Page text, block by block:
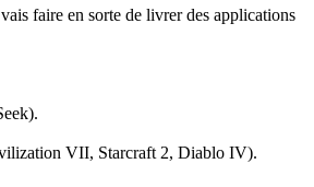
faire en sorte de livrer des applications
VII, Starcraft 2, Diablo IV).